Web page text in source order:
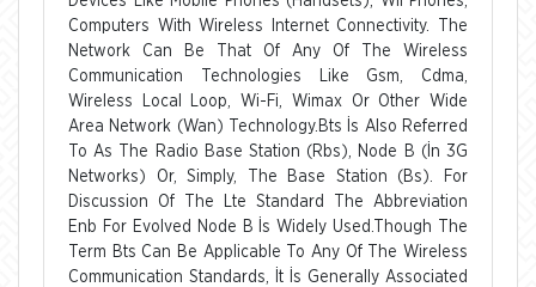
Computers With Wireless Internet Connectivity. The
Network Can Be That Of Any Of The Wireless
Communication Technologies Like Gsm, Cdma,
Wireless Local Loop, Wi-Fi, Wimax Or Other Wide
Area Network (Wan) Technology.Bts İs Also Referred
To As The Radio Base Station (Rbs), Node B (İn 3G
Networks) Or, Simply, The Base Station (Bs). For
Discussion Of The Lte Standard The Abbreviation
Enb For Evolved Node B İs Widely Used.Though The
Term Bts Can Be Applicable To Any Of The Wireless
Communication Standards, İt İs Generally Associated